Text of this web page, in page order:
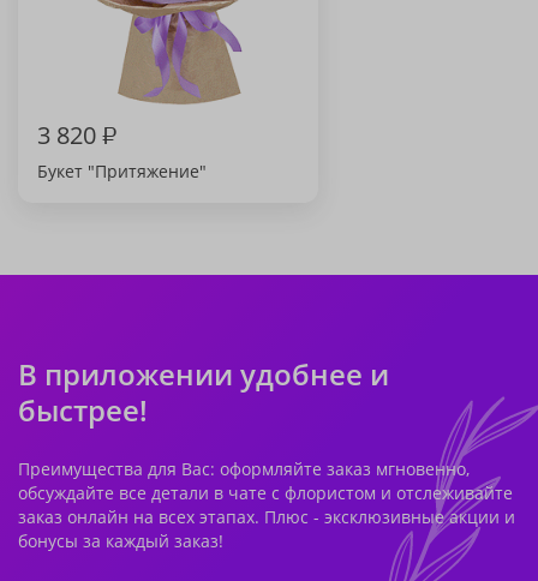
3 820₽
Букет "Притяжение"
В приложении удобнее и
быстрее!
Преимущества для Вас: оформляйте заказ мгновенно,
обсуждайте все детали в чате с флористом и отслеживайте
заказ онлайн на всех этапах. Плюс - эксклюзивные акции и
бонусы за каждый заказ!